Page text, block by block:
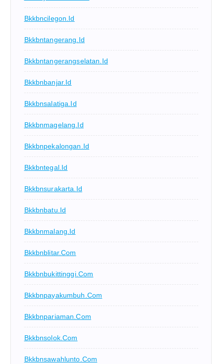
Bkkbncilegon.id
Bkkbntangerang.id
Bkkbntangerangselatan.id
Bkkbnbanjar.id
Bkkbnsalatiga.id
Bkkbnmagelang.id
Bkkbnpekalongan.id
Bkkbntegal.id
Bkkbnsurakarta.id
Bkkbnbatu.id
Bkkbnmalang.id
Bkkbnblitar.com
Bkkbnbukittinggi.com
Bkkbnpayakumbuh.com
Bkkbnpariaman.com
Bkkbnsolok.com
Bkkbnsawahlunto.com